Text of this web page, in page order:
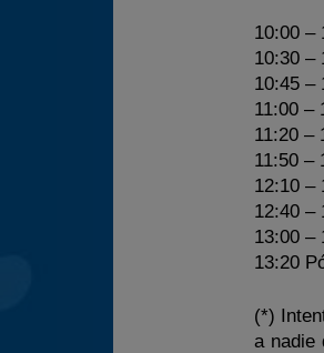
10:00 –
10:30 –
10:45 –
11:00 –
11:20 –
11:50 –
12:10 –
12:40 –
13:00 –
13:20
(*)
a nadie